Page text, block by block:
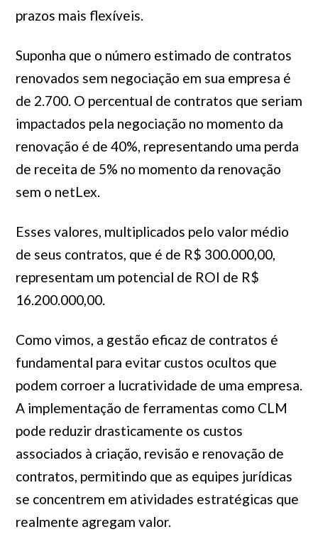
prazos mais flexíveis.
Suponha que o número estimado de contratos
renovados sem negociação em sua empresa é
de 2.700. O percentual de contratos que seriam
impactados pela negociação no momento da
renovação é de 40%, representando uma perda
de receita de 5% no momento da renovação
sem o netLex.
Esses valores, multiplicados pelo valor médio
de seus contratos, que é de R$ 300.000,00,
representam um potencial de ROI de R$
16.200.000,00.
Como vimos, a gestão eficaz de contratos é
fundamental para evitar custos ocultos que
podem corroer a lucratividade de uma empresa.
A implementação de ferramentas como CLM
pode reduzir drasticamente os custos
associados à criação, revisão e renovação de
contratos, permitindo que as equipes jurídicas
se concentrem em atividades estratégicas que
realmente agregam valor.